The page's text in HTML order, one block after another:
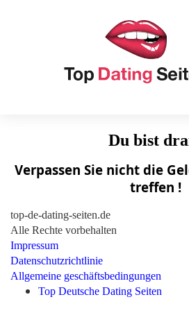
Du bist
Verpassen Sie nicht die
treffen !
top-de-dating-seiten.de
Alle Rechte vorbehalten
Impressum
Datenschutzrichtlinie
Allgemeine geschäftsbedingungen
Top Deutsche Dating Seiten